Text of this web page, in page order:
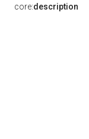
core:description